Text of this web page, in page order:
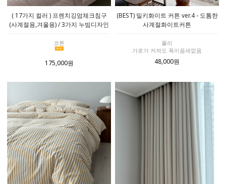
( 17가지 컬러 ) 프렌치깅엄체크침구
(사계절용,겨울용) / 3가지 누빔디자인
코튼
175,000원
(BEST) 밀키화이트 커튼 ver.4 - 도톰한
사계절화이트커튼
폴리
가로가 커져도 폭이음새없음
48,000원